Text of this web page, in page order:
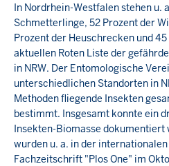
In Nordrhein-Westfalen stehen u.
Schmetterlinge, 52 Prozent der
Prozent der Heuschrecken und
aktuellen Roten Liste der
in NRW. Der Entomologische
unterschiedlichen Standorten in
Methoden fliegende Insekten
bestimmt. Insgesamt konnte ein
Insekten-Biomasse dokumentiert
wurden u. a. in der
Fachzeitschrift "Plos One" im